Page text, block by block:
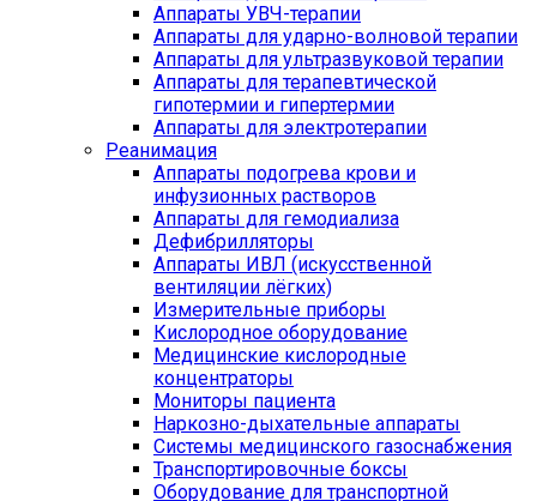
Аппараты УВЧ-терапии
Аппараты для ударно-волновой терапии
Аппараты для ультразвуковой терапии
Аппараты для терапевтической
гипотермии и гипертермии
Аппараты для электротерапии
Реанимация
Аппараты подогрева крови и
инфузионных растворов
Аппараты для гемодиализа
Дефибрилляторы
Аппараты ИВЛ (искусственной
вентиляции лёгких)
Измерительные приборы
Кислородное оборудование
Медицинские кислородные
концентраторы
Мониторы пациента
Наркозно-дыхательные аппараты
Системы медицинского газоснабжения
Транспортировочные боксы
Оборудование для транспортной